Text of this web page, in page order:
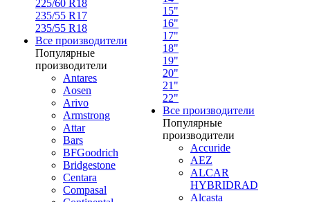
225/60 R18
235/55 R17
235/55 R18
Все производители
Популярные
производители
Antares
Aosen
Arivo
Armstrong
Attar
Bars
BFGoodrich
Bridgestone
Centara
Compasal
15"
16"
17"
18"
19"
20"
21"
22"
Все производители
Популярные
производители
Accuride
AEZ
ALCAR
HYBRIDRAD
Alcasta